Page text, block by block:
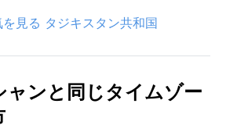
見る タジキスタン共和国
ャンと同じタイムゾー